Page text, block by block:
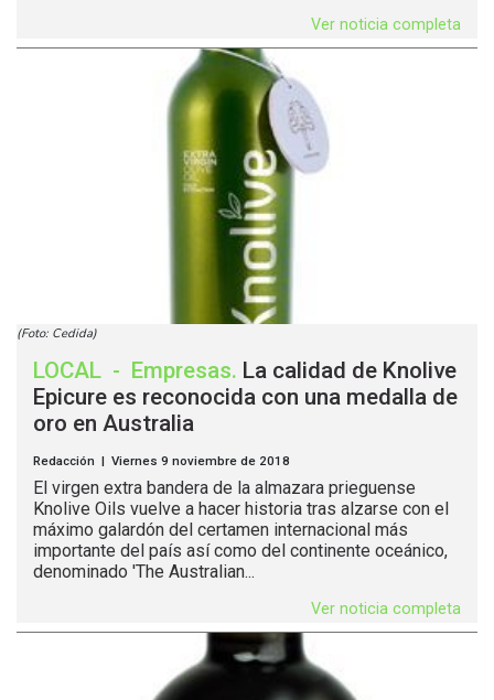
Ver noticia completa
(Foto: Cedida)
LOCAL - Empresas. La calidad de Knolive
Epicure es reconocida con una medalla de
oro en Australia
Redacción | Viernes 9 noviembre de 2018
El virgen extra bandera de la almazara prieguense
Knolive Oils vuelve a hacer historia tras alzarse con el
máximo galardón del certamen internacional más
importante del país así como del continente oceánico,
denominado 'The Australian...
Ver noticia completa